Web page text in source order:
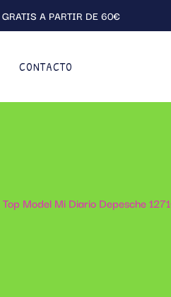
GRATIS A PARTIR DE 60€
CONTACTO
Top Model Mi Diario Depesche